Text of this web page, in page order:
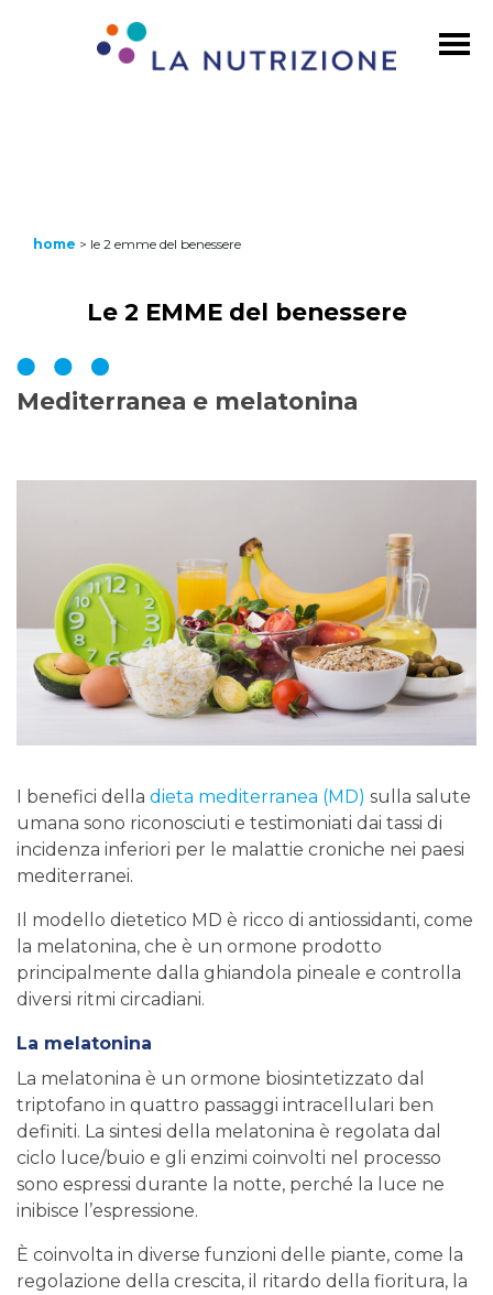
home > le 2 emme del benessere
Le 2 EMME del benessere
Mediterranea e melatonina
I benefici della dieta mediterranea (MD) sulla salute
umana sono riconosciuti e testimoniati dai tassi di
incidenza inferiori per le malattie croniche nei paesi
mediterranei.
Il modello dietetico MD è ricco di antiossidanti, come
la melatonina, che è un ormone prodotto
principalmente dalla ghiandola pineale e controlla
diversi ritmi circadiani.
La melatonina
La melatonina è un ormone biosintetizzato dal
triptofano in quattro passaggi intracellulari ben
definiti. La sintesi della melatonina è regolata dal
ciclo luce/buio e gli enzimi coinvolti nel processo
sono espressi durante la notte, perché la luce ne
inibisce l’espressione.
È coinvolta in diverse funzioni delle piante, come la
regolazione della crescita, il ritardo della fioritura, la